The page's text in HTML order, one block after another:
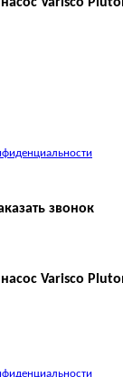
звонок
Varisco